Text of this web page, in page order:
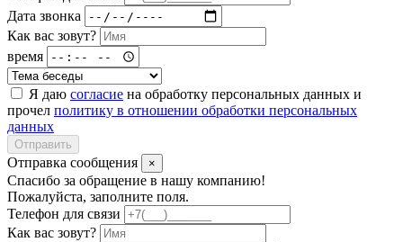
Дата звонка
Как вас зовут?
время
Я даю согласие на обработку персональных данных и
прочел политику в отношении обработки персональных
данных
Отправить
Отправка сообщения ×
Спасибо за обращение в нашу компанию!
Пожалуйста, заполните поля.
Телефон для связи
Как вас зовут?